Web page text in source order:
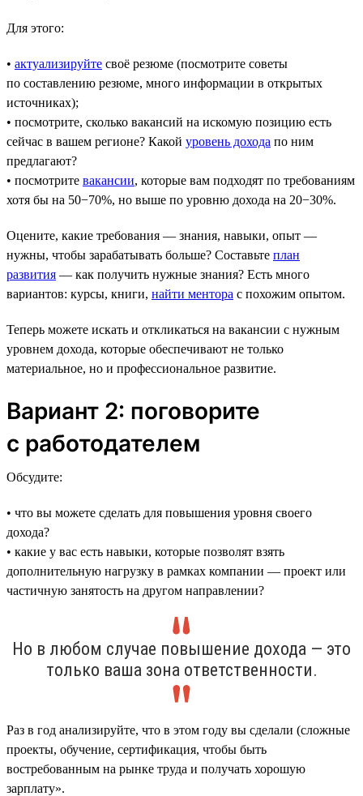
Для этого:
• актуализируйте своё резюме (посмотрите советы
по составлению резюме, много информации в открытых
источниках);
• посмотрите, сколько вакансий на искомую позицию есть
сейчас в вашем регионе? Какой уровень дохода по ним
предлагают?
• посмотрите вакансии, которые вам подходят по требованиям
хотя бы на 50−70%, но выше по уровню дохода на 20−30%.
Оцените, какие требования — знания, навыки, опыт —
нужны, чтобы зарабатывать больше? Составьте план
развития — как получить нужные знания? Есть много
вариантов: курсы, книги, найти ментора с похожим опытом.
Теперь можете искать и откликаться на вакансии с нужным
уровнем дохода, которые обеспечивают не только
материальное, но и профессиональное развитие.
Вариант 2: поговорите
с работодателем
Обсудите:
• что вы можете сделать для повышения уровня своего
дохода?
• какие у вас есть навыки, которые позволят взять
дополнительную нагрузку в рамках компании — проект или
частичную занятость на другом направлении?
Но в любом случае повышение дохода — это
только ваша зона ответственности.
Раз в год анализируйте, что в этом году вы сделали (сложные
проекты, обучение, сертификация, чтобы быть
востребованным на рынке труда и получать хорошую
зарплату».